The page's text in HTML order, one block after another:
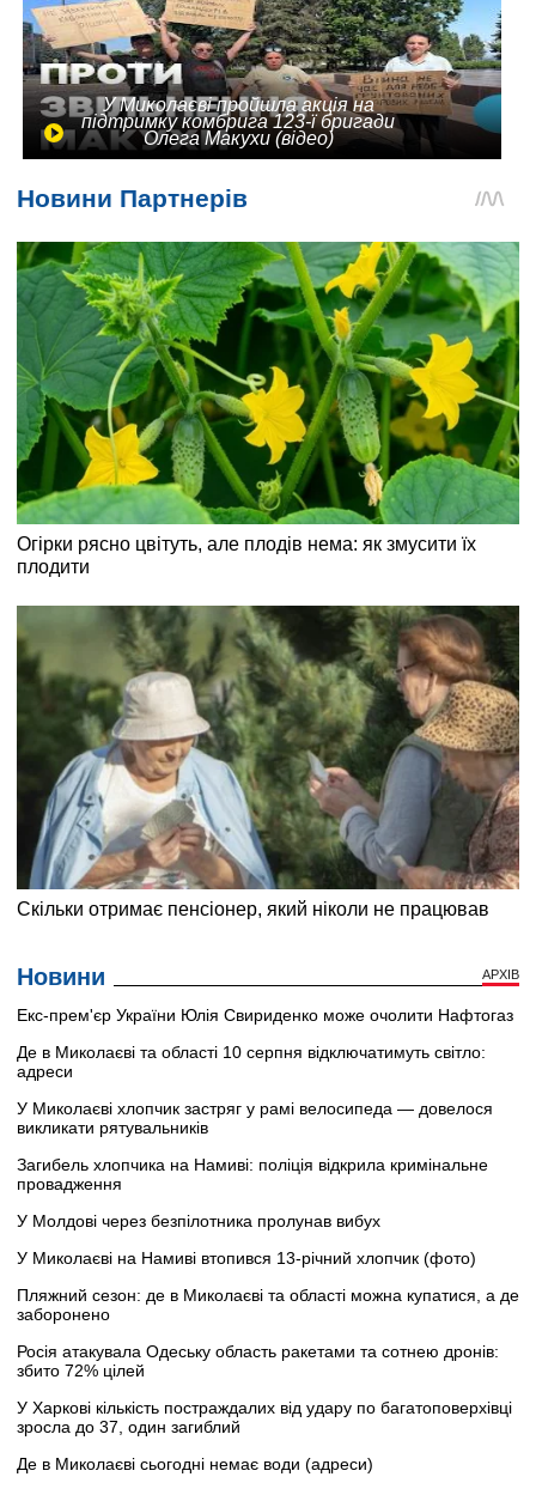
У Миколаєві пройшла акція на
підтримку комбрига 123-ї бригади
Олега Макухи (відео)
Новини АРХІВ
Екс-прем'єр України Юлія Свириденко може очолити Нафтогаз
Де в Миколаєві та області 10 серпня відключатимуть світло:
адреси
У Миколаєві хлопчик застряг у рамі велосипеда — довелося
викликати рятувальників
Загибель хлопчика на Намиві: поліція відкрила кримінальне
провадження
У Молдові через безпілотника пролунав вибух
У Миколаєві на Намиві втопився 13-річний хлопчик (фото)
Пляжний сезон: де в Миколаєві та області можна купатися, а де
заборонено
Росія атакувала Одеську область ракетами та сотнею дронів:
збито 72% цілей
У Харкові кількість постраждалих від удару по багатоповерхівці
зросла до 37, один загиблий
Де в Миколаєві сьогодні немає води (адреси)